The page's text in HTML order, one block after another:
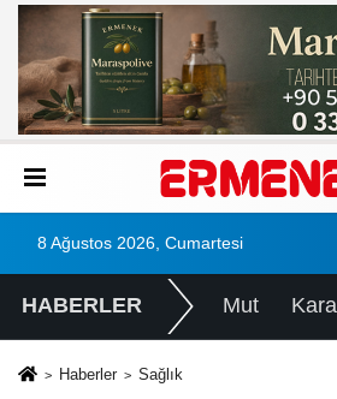
8 Ağustos 2026, Cumartesi
HABERLER Mut
Haberler Sağlık